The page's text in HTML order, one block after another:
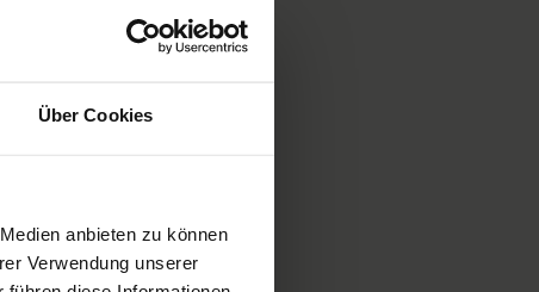
Über Cookies
anbieten zu können
Verwendung unserer